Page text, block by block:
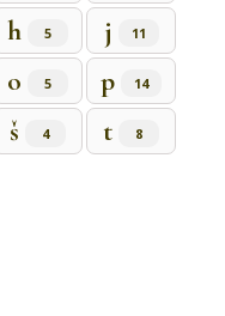
h 5 j 11
o 5 p 14
š 4 t 8